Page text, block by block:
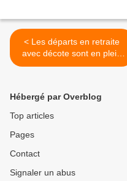
< Les départs en retraite
avec décote sont en plein
BOOM
Hébergé par Overblog
Top articles
Pages
Contact
Signaler un abus